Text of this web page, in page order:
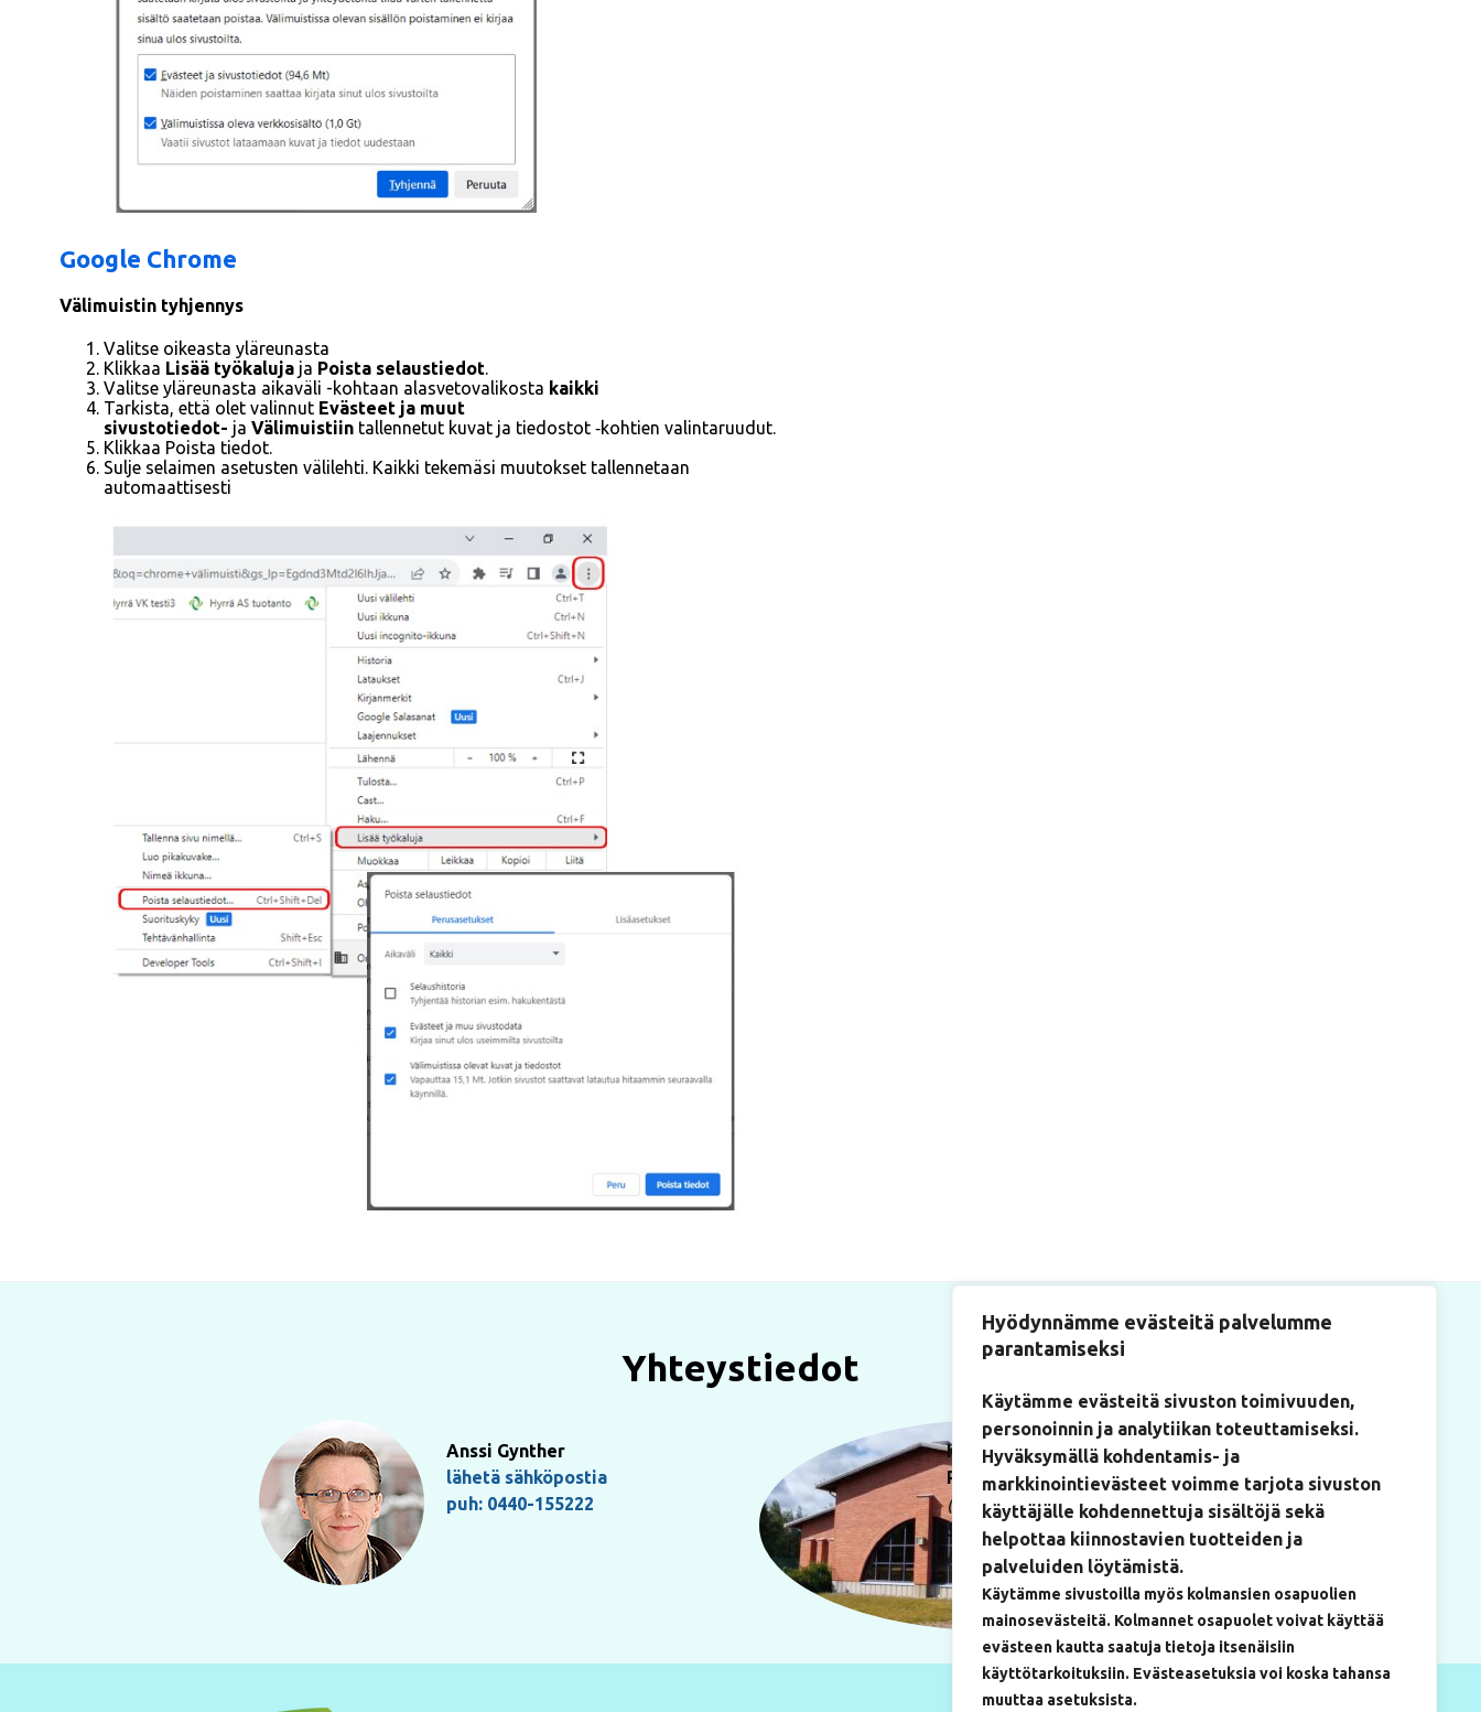
Hyödynnämme evästeitä palvelumme
parantamiseksi
Käytämme evästeitä sivuston toimivuuden,
personoinnin ja analytiikan toteuttamiseksi.
Hyväksymällä kohdentamis- ja
markkinointievästeet voimme tarjota sivuston
käyttäjälle kohdennettuja sisältöjä sekä
helpottaa kiinnostavien tuotteiden ja
palveluiden löytämistä.
Käytämme sivustoilla myös kolmansien osapuolien
mainosevästeitä. Kolmannet osapuolet voivat käyttää
evästeen kautta saatuja tietoja itsenäisiin
käyttötarkoituksiin. Evästeasetuksia voi koska tahansa
muuttaa asetuksista.
Google Chrome
Välimuistin tyhjennys
Valitse oikeasta yläreunasta
Klikkaa Lisää työkalujaja Poista selaustiedot.
Valitse yläreunasta aikaväli -kohtaan alasvetovalikosta kaikki
Tarkista, että olet valinnut Evästeet ja muut
sivustotiedot- ja Välimuistiin tallennetut kuvat ja tiedostot ‑kohtien valintaruudut.
Klikkaa Poista tiedot.
Sulje selaimen asetusten välilehti. Kaikki tekemäsi muutokset tallennetaan
automaattisesti
Yhteystiedot
Anssi Gynther
lähetä sähköpostia
puh: 0440-155222
Käyntiosoite
Paukkulantie 22
(Artium-rakennus, huone 219)
50170 Mikkeli